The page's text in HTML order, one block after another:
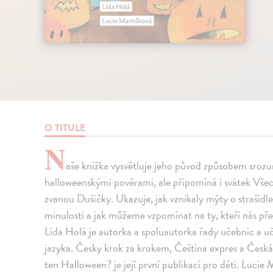
O TITULE
Naše knížka vysvětluje jeho původ způsobem
halloweenskými pověrami, ale připomíná i svátek
zvanou Dušičky. Ukazuje, jak vznikaly mýty o
minulosti a jak můžeme vzpomínat na ty, kteří nás
Lída Holá je autorka a spoluautorka řady učebnic a
jazyka. Česky krok za krokem, Čeština expres a
ten Halloween? je její první publikací pro děti. Lucie